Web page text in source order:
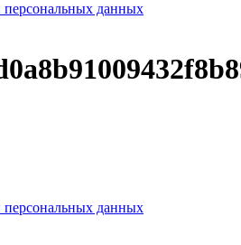
персональных данных
персональных данных